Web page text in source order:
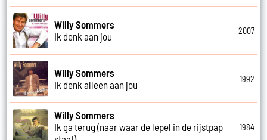
Willy Sommers
Ik denk aan jou
2007
Willy Sommers
Ik denk alleen aan jou
1992
Willy Sommers
Ik ga terug (naar waar de lepel in de rijstpap
1984